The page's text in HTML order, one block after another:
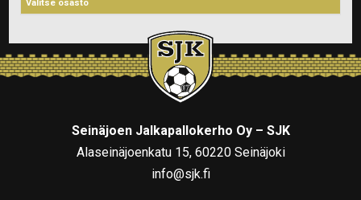
Seinäjoen Jalkapallokerho Oy – SJK
Alaseinäjoenkatu 15, 60220 Seinäjoki
info@sjk.fi